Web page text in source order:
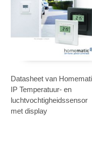
Datasheet van
IP Temperatuur- en
luchtvochtigheidssensor
met display